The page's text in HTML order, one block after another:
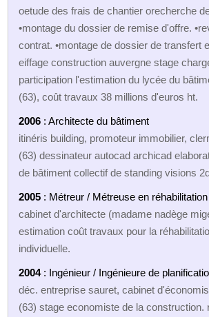
oetude des frais de chantier orecherche
•montage du dossier de remise d'offre.
contrat. •montage de dossier de transfert
eiffage construction auvergne stage
participation l'estimation du lycée du
(63), coût travaux 38 millions d'euros ht.
2006 : Architecte du bâtiment
itinéris building, promoteur immobilier,
(63) dessinateur autocad archicad
de bâtiment collectif de standing visions
2005 : Métreur / Métreuse en
cabinet d'architecte (madame nadège
estimation coût travaux pour la
individuelle.
2004: Ingénieur / Ingénieure de
déc. entreprise sauret, cabinet
(63) stage economiste de la construction.